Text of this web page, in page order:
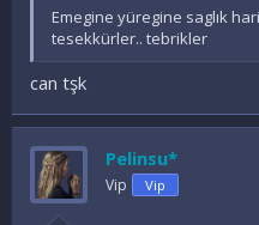
Emegine yüregine saglık
tesekkürler.. tebrikler
can tşk
Pelinsu*
Vip Vip